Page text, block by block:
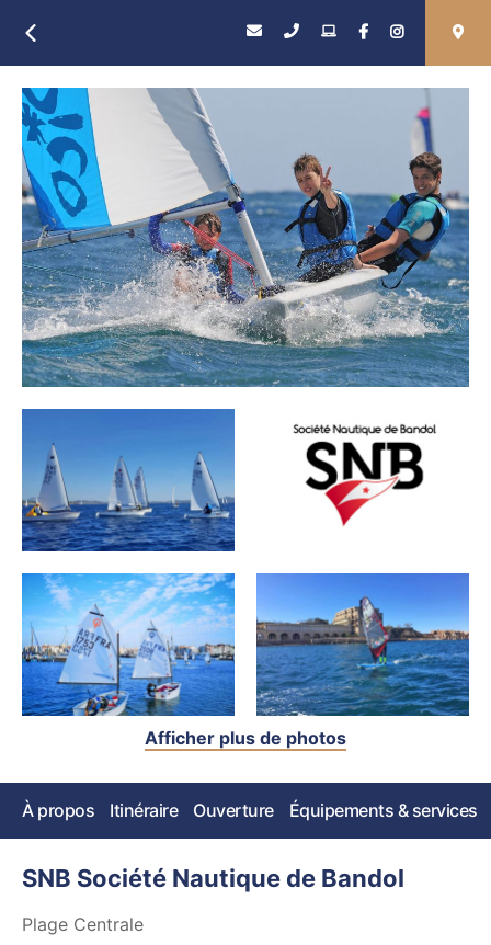
Afficher plus de photos
À propos Itinéraire Ouverture Équipements & services
SNB Société Nautique de Bandol
Plage Centrale